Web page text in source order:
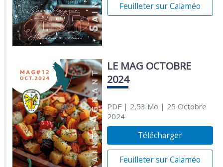
Feuilleter sur Calaméo
LE MAG OCTOBRE
2024
PDF| 2,53 Mo | 25 Octobre
2024
Télécharger
Feuilleter sur Calaméo